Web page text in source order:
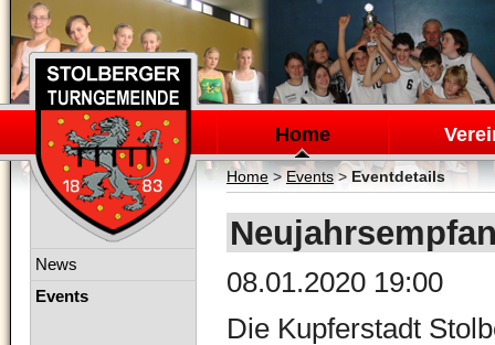
Navigation
überspringen
Home
Home> Events> Eventdetails
08.01.2020 19:00
Die Kupferstadt
Navigation
News
Events